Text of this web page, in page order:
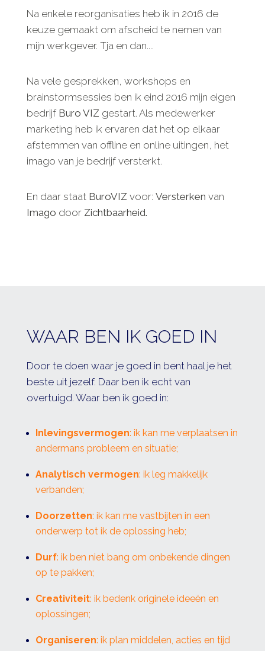
Na enkele reorganisaties heb ik in 2016 de
keuze gemaakt om afscheid te nemen van
mijn werkgever. Tja en dan....
Na vele gesprekken, workshops en
brainstormsessies ben ik eind 2016 mijn eigen
bedrijf Buro VIZ gestart. Als medewerker
marketing heb ik ervaren dat het op elkaar
afstemmen van offline en online uitingen, het
imago van je bedrijf versterkt.
En daar staat BuroVIZ voor: Versterken van
Imago door Zichtbaarheid.
WAAR BEN IK GOED IN
Door te doen waar je goed in bent haal je het
beste uit jezelf. Daar ben ik echt van
overtuigd. Waar ben ik goed in:
Inlevingsvermogen: ik kan me verplaatsen in
andermans probleem en situatie;
Analytisch vermogen: ik leg makkelijk
verbanden;
Doorzetten: ik kan me vastbijten in een
onderwerp tot ik de oplossing heb;
Durf: ik ben niet bang om onbekende dingen
op te pakken;
Creativiteit: ik bedenk originele ideeën en
oplossingen;
Organiseren: ik plan middelen, acties en tijd